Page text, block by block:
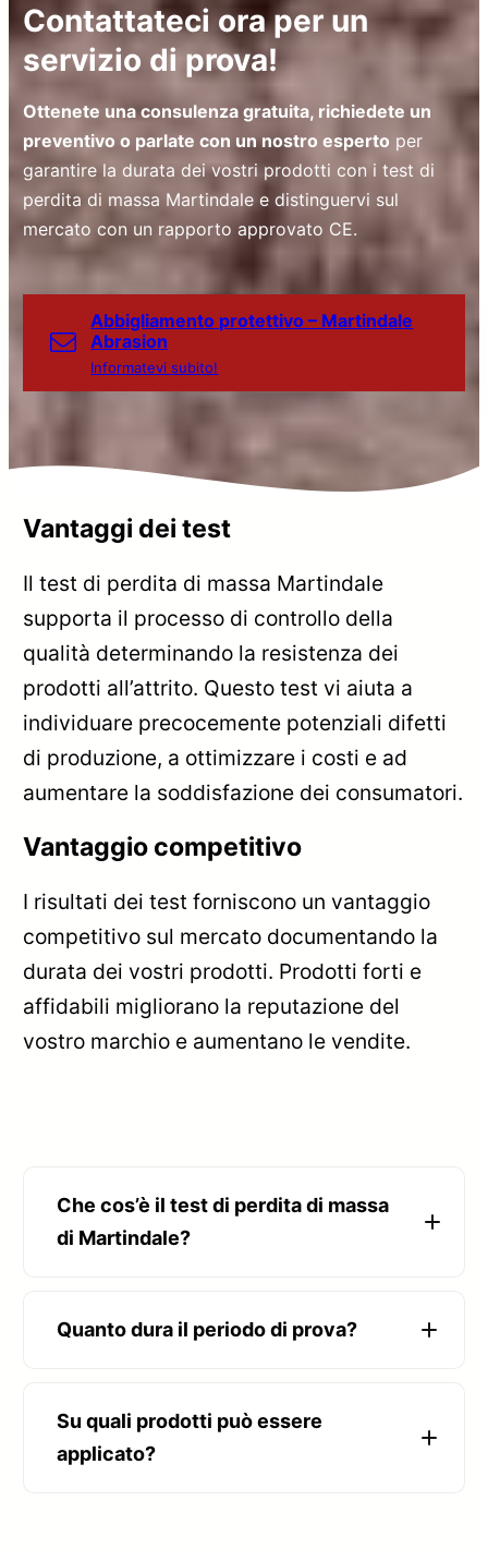
Contattateci ora per un
servizio di prova!
Ottenete una consulenza gratuita, richiedete un
preventivo o parlate con un nostro esperto per
garantire la durata dei vostri prodotti con i test di
perdita di massa Martindale e distinguervi sul
mercato con un rapporto approvato CE.
Abbigliamento protettivo – Martindale
Abrasion
Informatevi subito!
Vantaggi dei test
Il test di perdita di massa Martindale
supporta il processo di controllo della
qualità determinando la resistenza dei
prodotti all’attrito. Questo test vi aiuta a
individuare precocemente potenziali difetti
di produzione, a ottimizzare i costi e ad
aumentare la soddisfazione dei consumatori.
Vantaggio competitivo
I risultati dei test forniscono un vantaggio
competitivo sul mercato documentando la
durata dei vostri prodotti. Prodotti forti e
affidabili migliorano la reputazione del
vostro marchio e aumentano le vendite.
Che cos’è il test di perdita di massa
di Martindale?
Quanto dura il periodo di prova?
Su quali prodotti può essere
applicato?